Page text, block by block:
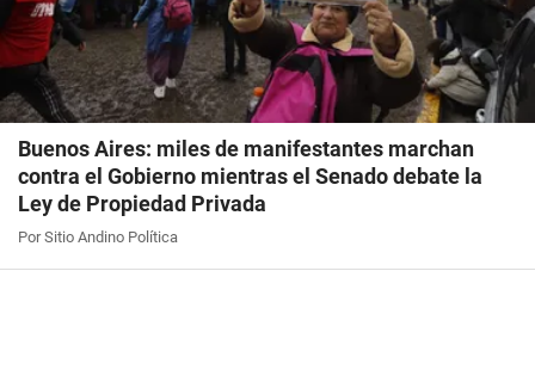
Buenos Aires: miles de manifestantes marchan
contra el Gobierno mientras el Senado debate la
Ley de Propiedad Privada
Por Sitio Andino Política